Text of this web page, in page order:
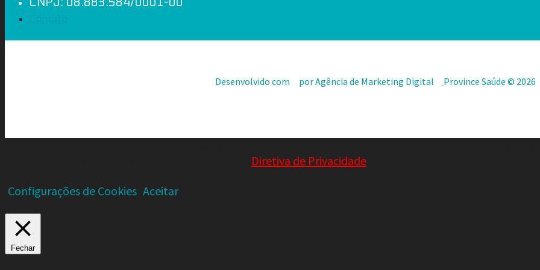
CNPJ: 08.883.584/0001-00
Desenvolvido com por Agência de Marketing Digital Province Saúde © 2026
Diretiva de Privacidade
Configurações de Cookies Aceitar
Fechar